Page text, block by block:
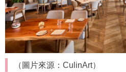
（圖片來源：CulinArt）